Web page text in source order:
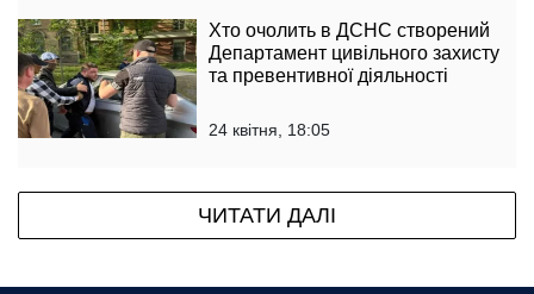
Хто очолить в ДСНС створений
Департамент цивільного захисту
та превентивної діяльності
24 квітня, 18:05
ЧИТАТИ ДАЛІ